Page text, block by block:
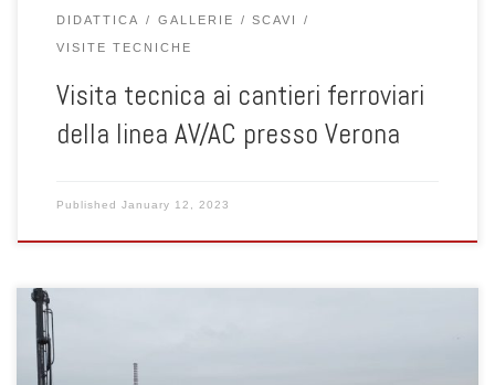
DIDATTICA GALLERIE SCAVI
VISITE TECNICHE
Visita tecnica ai cantieri ferroviari
della linea AV/AC presso Verona
Published January 12, 2023
Il giorno 15 dicembre 2022 gli studenti di Ingegneria Civile indirizzo